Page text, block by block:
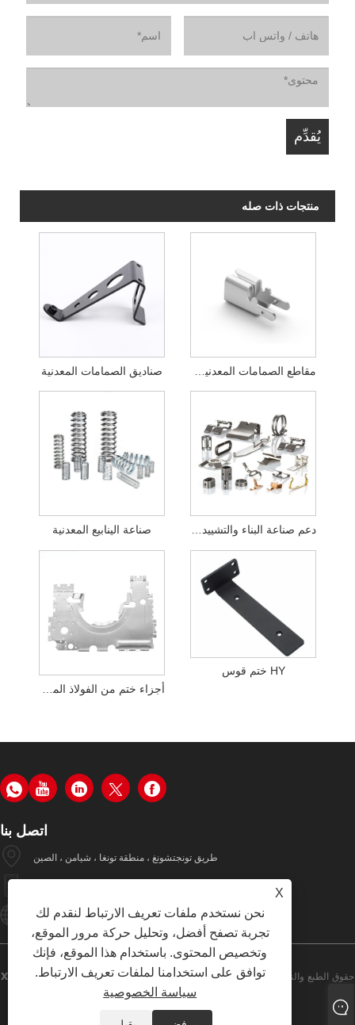
منتجات ذات صله
صناديق الصمامات المعدنية
صناعة الينابيع المعدنية دعم صناعة البناء والتشييد بختم المعادن
HY ختم قوس
اتصل بنا
طريق تونجتشونغ ، منطقة تونغا ، شيامن ، الصين
Sales08@xmhongyu.com.cn
حقوق الطبع والنشر © 2023 Xiamen Hongyu Intelligent Technology Co.
X
نحن نستخدم ملفات تعريف الارتباط لنقدم لك
تجربة تصفح أفضل، وتحليل حركة مرور الموقع،
وتخصيص المحتوى. باستخدام هذا الموقع، فإنك
توافق على استخدامنا لملفات تعريف الارتباط.
سياسة الخصوصية